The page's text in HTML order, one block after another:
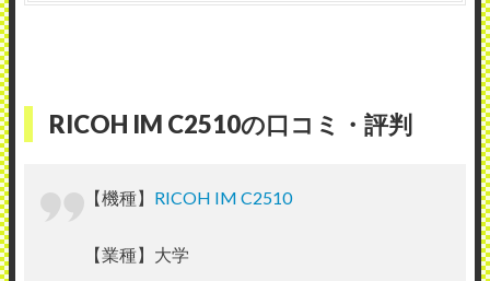
RICOH IM C2510の口コミ・評判
【機種】 RICOH IM C2510
【業種】大学